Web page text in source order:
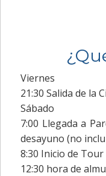
Viernes
21:30 Salida de la
Sábado
7:00 Llegada a
desayuno (no
8:30 Inicio de
12:30 hora de